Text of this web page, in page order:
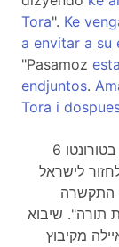
Tora". Ke
a envitar a su
"Pasamoz esta
endjuntos.
Tora i
6 באוקטובר 2023 היה יום שישי. ג'אקי הייתה בטורונטו
לישראל
התקשרה
תורה". שיבוא
מקיבוץ